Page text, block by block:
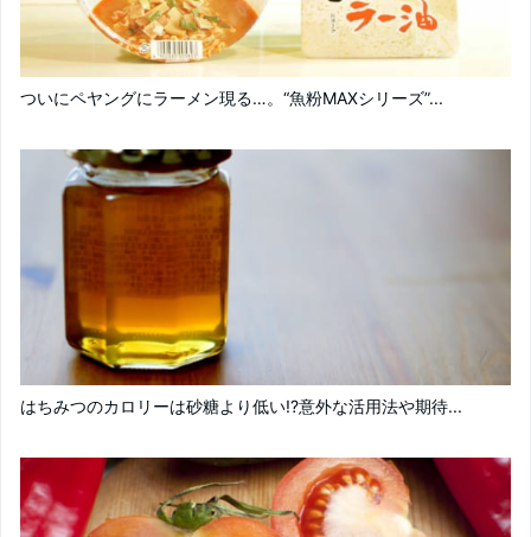
ついにペヤングにラーメン現る…。“魚粉MAXシリーズ”...
はちみつのカロリーは砂糖より低い!?意外な活用法や期待...